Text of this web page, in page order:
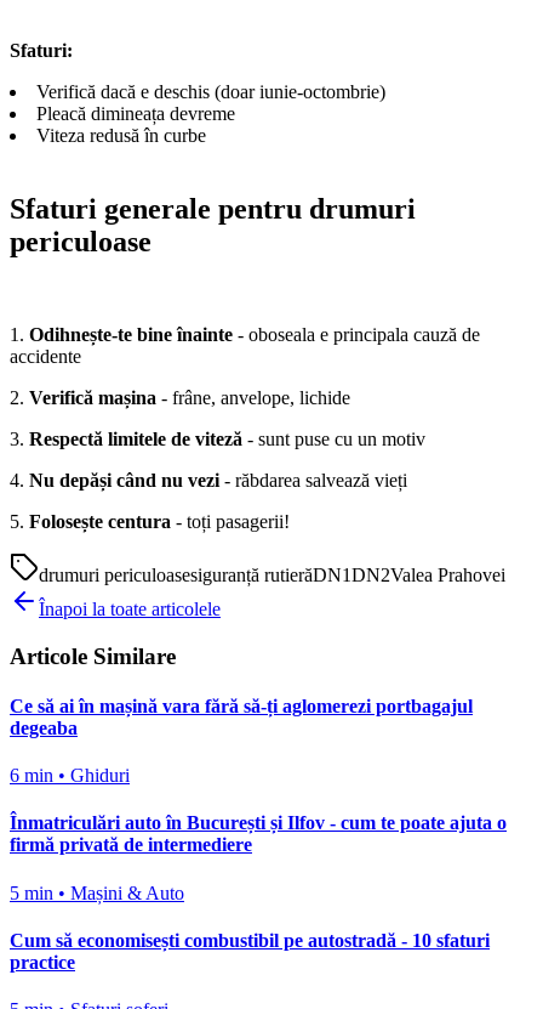
Sfaturi:
Verifică dacă e deschis (doar iunie-octombrie)
Pleacă dimineața devreme
Viteza redusă în curbe
Sfaturi generale pentru drumuri
periculoase
1. Odihnește-te bine înainte - oboseala e principala cauză de
accidente
2. Verifică mașina - frâne, anvelope, lichide
3. Respectă limitele de viteză - sunt puse cu un motiv
4. Nu depăși când nu vezi - răbdarea salvează vieți
5. Folosește centura - toți pasagerii!
drumuri periculoasesiguranță rutierăDN1DN2Valea Prahovei
Înapoi la toate articolele
Articole Similare
Ce să ai în mașină vara fără să-ți aglomerezi portbagajul
degeaba
6 min • Ghiduri
Înmatriculări auto în București și Ilfov - cum te poate ajuta o
firmă privată de intermediere
5 min • Mașini & Auto
Cum să economisești combustibil pe autostradă - 10 sfaturi
practice